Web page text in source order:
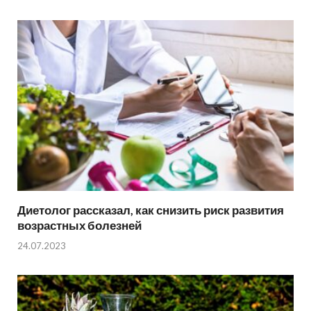
Диетолог рассказал, как снизить риск развития
возрастных болезней
24.07.2023